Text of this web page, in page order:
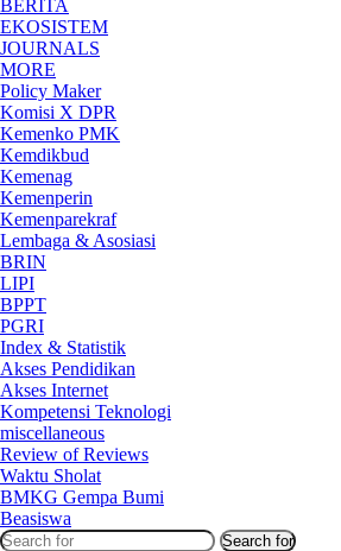
BERITA
EKOSISTEM
JOURNALS
MORE
Policy Maker
Komisi X DPR
Kemenko PMK
Kemdikbud
Kemenag
Kemenperin
Kemenparekraf
Lembaga & Asosiasi
BRIN
LIPI
BPPT
PGRI
Index & Statistik
Akses Pendidikan
Akses Internet
Kompetensi Teknologi
miscellaneous
Review of Reviews
Waktu Sholat
BMKG Gempa Bumi
Beasiswa
Search for